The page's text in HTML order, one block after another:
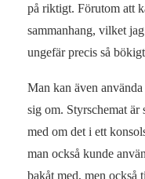
på riktigt. Förutom att
sammanhang, vilket
ungefär precis så
Man kan även
sig om. Styrschemat är
med om det i ett
man också kunde
bakåt med, men också